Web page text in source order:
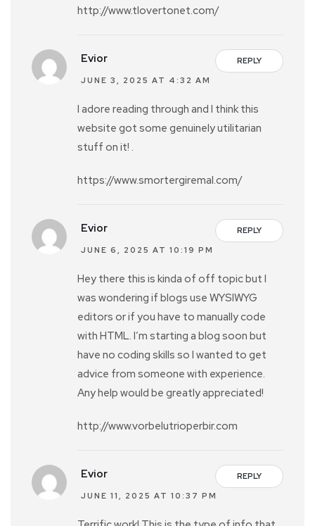
http://www.tlovertonet.com/
REPLY
Evior
JUNE 3, 2025 AT 4:32 AM
I adore reading through and I think this
website got some genuinely utilitarian
stuff on it! .
https://www.smortergiremal.com/
REPLY
Evior
JUNE 6, 2025 AT 10:19 PM
Hey there this is kinda of off topic but I
was wondering if blogs use WYSIWYG
editors or if you have to manually code
with HTML. I’m starting a blog soon but
have no coding skills so I wanted to get
advice from someone with experience.
Any help would be greatly appreciated!
http://www.vorbelutrioperbir.com
REPLY
Evior
JUNE 11, 2025 AT 10:37 PM